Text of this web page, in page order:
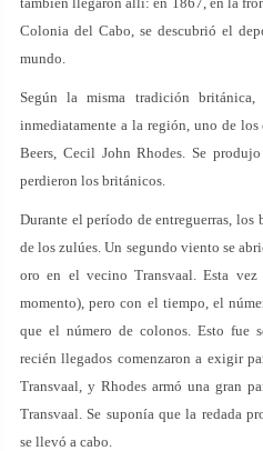
Colonia del Cabo, se descubrió el
mundo.
Según la misma tradición
inmediatamente a la región, uno de
Beers, Cecil John Rhodes. Se
perdieron los británicos.
Durante el período de entreguerras,
de los zulúes. Un segundo viento se
oro en el vecino Transvaal. Esta
momento), pero con el tiempo, el
que el número de colonos. Esto fue
recién llegados comenzaron a exigir
Transvaal, y Rhodes armó una gran
Transvaal. Se suponía que la redada
se llevó a cabo.